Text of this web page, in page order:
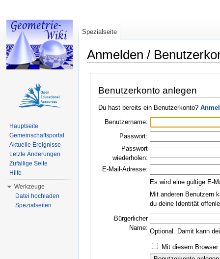
Anmelden /
Benutzerkonto anlegen
Du hast bereits ein Benutzerkonto?
Benutzername:
Passwort:
Passwort
wiederholen:
E-Mail-Adresse:
Es wird eine gültige E-
Mit anderen Benutzern
du deine Identität
Bürgerlicher
Name: Optional. Damit kann
Mit diesem
Spezialseite
Hauptseite
Gemeinschaftsportal
Aktuelle Ereignisse
Letzte Änderungen
Zufällige Seite
Hilfe
Werkzeuge
Datei hochladen
Spezialseiten